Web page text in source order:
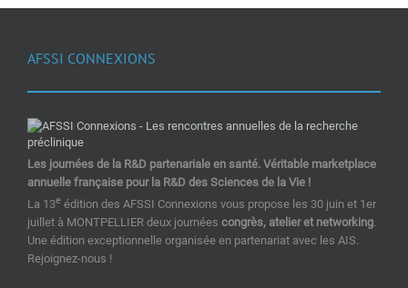
AFSSI CONNEXIONS
Les journées de la R&D partenariale en santé. Véritable marketplace
annuelle française pour la R&D des Sciences de la Vie !
La 13e édition des AFSSI Connexions vous propose les 30 juin et 1er
juillet à MONTPELLIER deux journées congrès, atelier et networking.
Une édition exceptionnelle organisée en partenariat avec les AIS.
Rejoignez-nous !